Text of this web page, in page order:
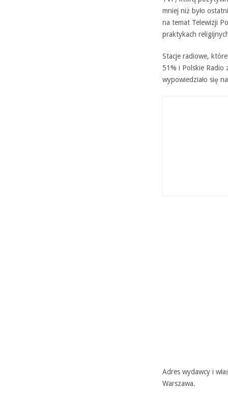
mniej niż było
na temat Telewizji
praktykach
Stacje radiowe,
51% i Polskie Radio
wypowiedziało się
Adres wydawcy i
Warszawa.